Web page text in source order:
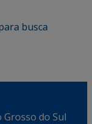
busca
do Sul